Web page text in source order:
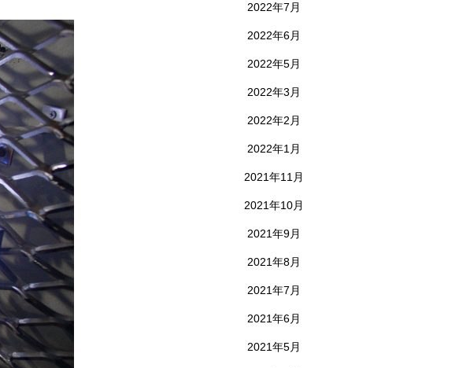
2022年7月
2022年6月
2022年5月
2022年3月
2022年2月
2022年1月
2021年11月
2021年10月
2021年9月
2021年8月
2021年7月
2021年6月
2021年5月